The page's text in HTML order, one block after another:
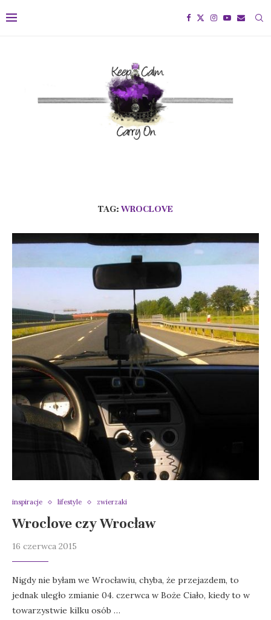
TAG: WROCLOVE
inspiracje lifestyle zwierzaki
Wroclove czy Wrocław
16 czerwca 2015
Nigdy nie byłam we Wrocławiu, chyba, że przejazdem, to
jednak uległo zmianie 04. czerwca w Boże Ciało, kiedy to w
towarzystwie kilku osób …